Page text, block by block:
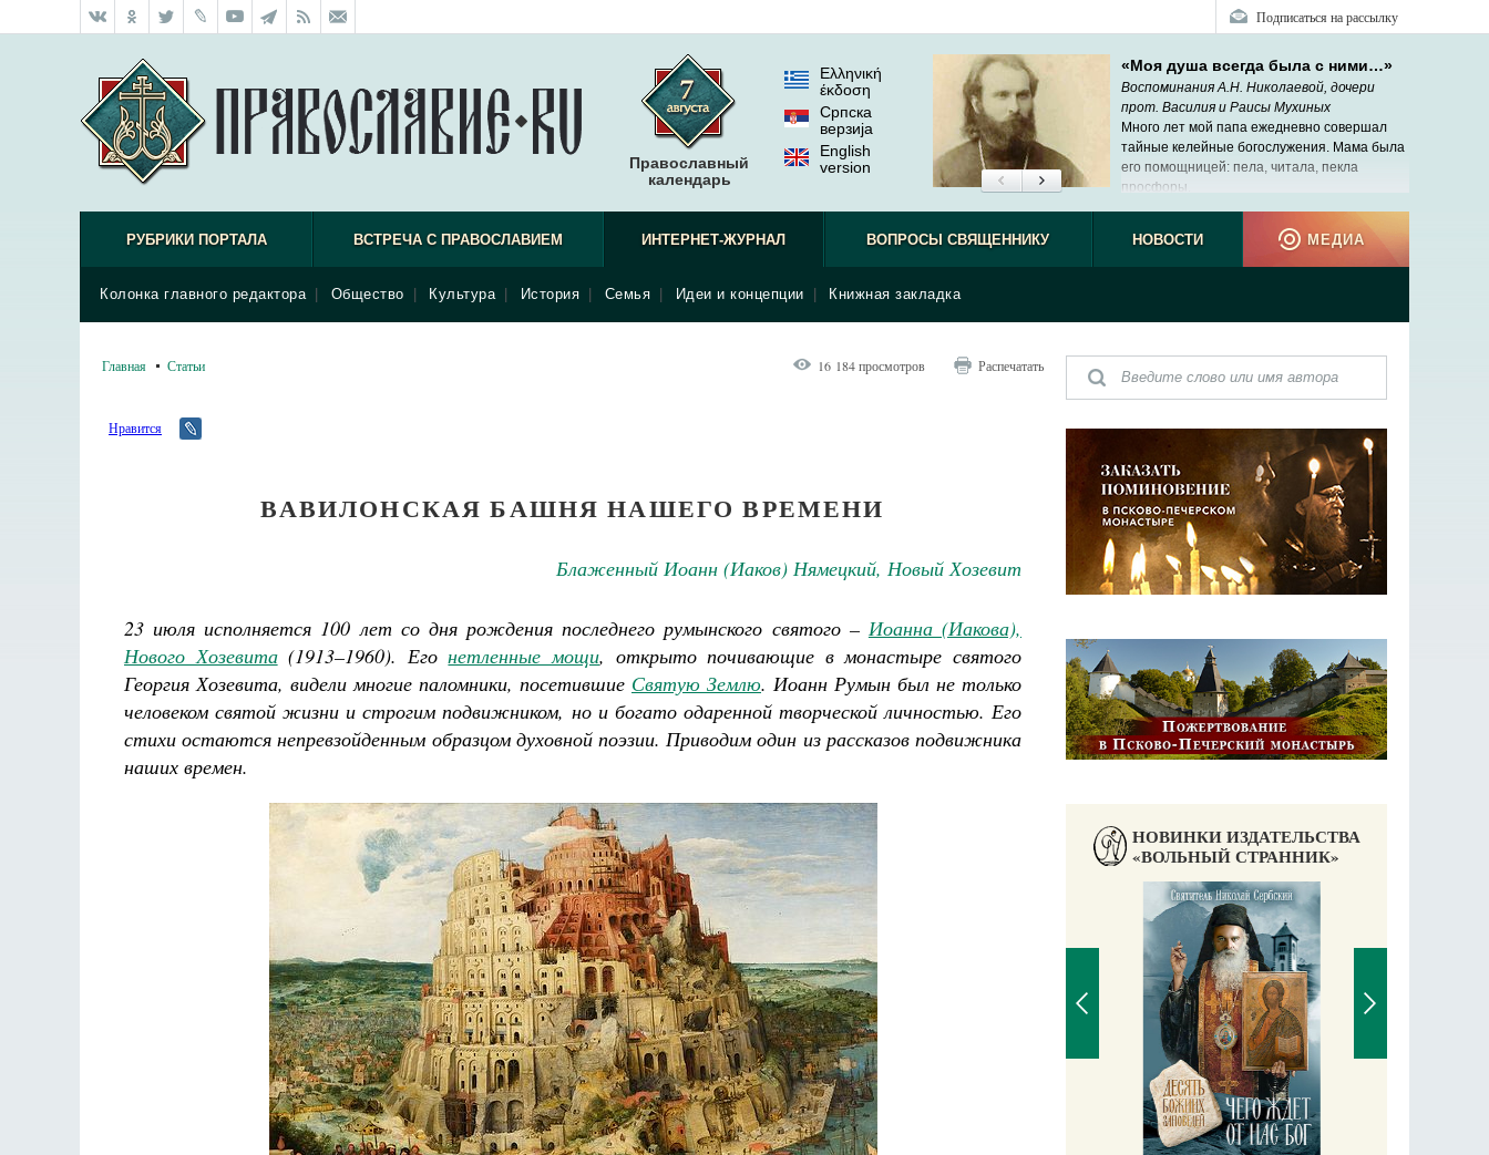
Подписаться на рассылку
Православный
календарь
Ελληνική
έκδοση
Српска
верзиjа
English
version
«Моя душа всегда была с ними…»
Воспоминания А.Н. Николаевой, дочери
прот. Василия и Раисы Мухиных
Много лет мой папа ежедневно совершал
тайные келейные богослужения. Мама была
его помощницей: пела, читала, пекла
просфоры.
РУБРИКИ ПОРТАЛА ВСТРЕЧА С ПРАВОСЛАВИЕМ ИНТЕРНЕТ-ЖУРНАЛ
Колонка главного редактора Общество Культура История Семья Идеи и концепции Книжная закладка
ВОПРОСЫ СВЯЩЕННИКУ НОВОСТИ МЕДИА
Главная Статьи 16 184 просмотров Распечатать
Нравится
ВАВИЛОНСКАЯ БАШНЯ НАШЕГО ВРЕМЕНИ
Блаженный Иоанн (Иаков) Нямецкий, Новый Хозевит
23 июля исполняется 100 лет со дня рождения последнего румынского святого – Иоанна (Иакова),
Нового Хозевита(1913–1960). Егонетленные мощи, открыто почивающие в монастыре святого
Георгия Хозевита, видели многие паломники, посетившие Святую Землю. Иоанн Румын был не только
человеком святой жизни и строгим подвижником, но и богато одаренной творческой личностью. Его
стихи остаются непревзойденным образцом духовной поэзии. Приводим один из рассказов подвижника
наших времен.
НОВИНКИ ИЗДАТЕЛЬСТВА
«ВОЛЬНЫЙ СТРАННИК»
Великомученик Георгий Победоносец. Научись у